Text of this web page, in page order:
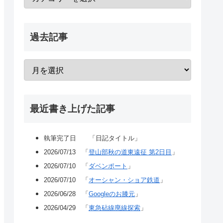
過去記事
最近書き上げた記事
執筆完了日 「日記タイトル」
2026/07/13 「 登山部秋の道東遠征 第2日目 」
2026/07/10 「 ダベンポート 」
2026/07/10 「 オーシャン・ショア鉄道 」
2026/06/28 「 Googleのお膝元 」
2026/04/29 「 東急砧線廃線探索 」